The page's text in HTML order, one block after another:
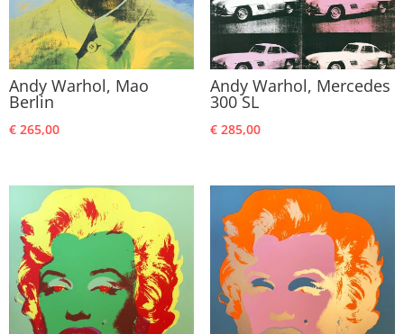
Andy Warhol, Mao
Berlin
€ 265,00
Andy Warhol, Mercedes
300 SL
€285,00